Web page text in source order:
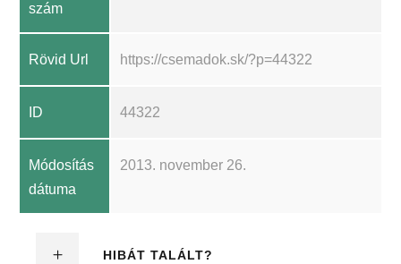
szám
Rövid Url https://csemadok.sk/?p=44322
ID 44322
Módosítás
dátuma
2013. november 26.
HIBÁT TALÁLT?